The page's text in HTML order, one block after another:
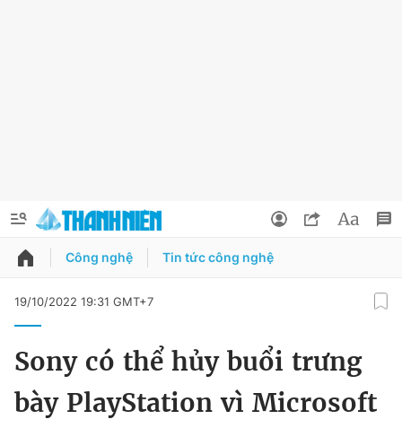
QUẢNG CÁO ĐẶT BÁO
Chuyên mục
Đổi mật khẩu
Tin đã lưu
Công nghệ Tin tức công nghệ
19/10/2022 19:31 GMT+7
Sony có thể hủy buổi trưng
bày PlayStation vì Microsoft